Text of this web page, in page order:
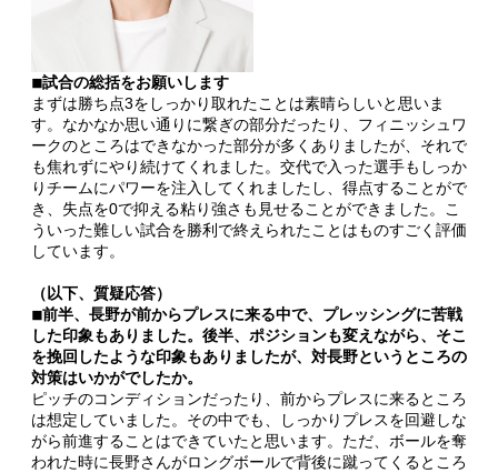
◾︎試合の総括をお願いします
まずは勝ち点3をしっかり取れたことは素晴らしいと思いま
す。なかなか思い通りに繋ぎの部分だったり、フィニッシュワ
ークのところはできなかった部分が多くありましたが、それで
も焦れずにやり続けてくれました。交代で入った選手もしっか
りチームにパワーを注入してくれましたし、得点することがで
き、失点を0で抑える粘り強さも見せることができました。こ
ういった難しい試合を勝利で終えられたことはものすごく評価
しています。
（以下、質疑応答）
◾︎前半、長野が前からプレスに来る中で、プレッシングに苦戦
した印象もありました。後半、ポジションも変えながら、そこ
を挽回したような印象もありましたが、対長野というところの
対策はいかがでしたか。
ピッチのコンディションだったり、前からプレスに来るところ
は想定していました。その中でも、しっかりプレスを回避しな
がら前進することはできていたと思います。ただ、ボールを奪
われた時に長野さんがロングボールで背後に蹴ってくるところ